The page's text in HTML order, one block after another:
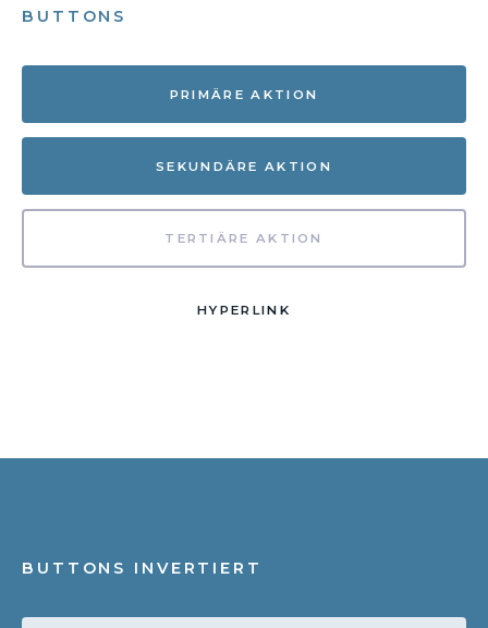
BUTTONS
PRIMÄRE AKTION
SEKUNDÄRE AKTION
TERTIÄRE AKTION
HYPERLINK
BUTTONS INVERTIERT